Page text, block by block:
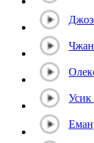
Усик